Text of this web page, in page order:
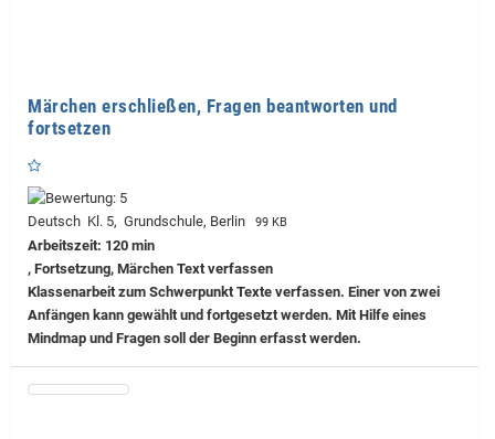
Märchen erschließen, Fragen beantworten und
fortsetzen
Deutsch Kl. 5, Grundschule, Berlin 99 KB
Arbeitszeit: 120 min
, Fortsetzung, Märchen Text verfassen
Klassenarbeit zum Schwerpunkt Texte verfassen. Einer von zwei
Anfängen kann gewählt und fortgesetzt werden. Mit Hilfe eines
Mindmap und Fragen soll der Beginn erfasst werden.